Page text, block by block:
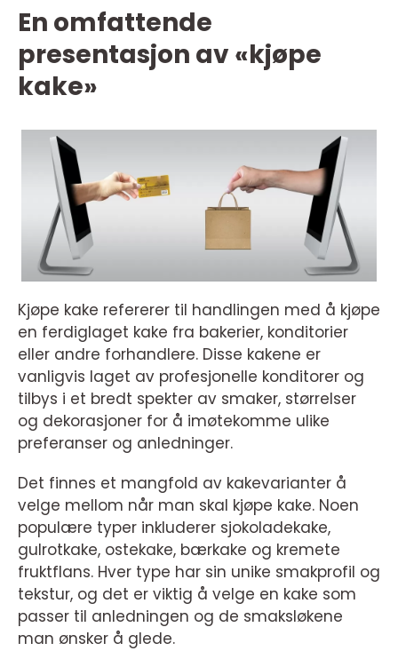
En omfattende
presentasjon av «kjøpe
kake»
Kjøpe kake refererer til handlingen med å kjøpe
en ferdiglaget kake fra bakerier, konditorier
eller andre forhandlere. Disse kakene er
vanligvis laget av profesjonelle konditorer og
tilbys i et bredt spekter av smaker, størrelser
og dekorasjoner for å imøtekomme ulike
preferanser og anledninger.
Det finnes et mangfold av kakevarianter å
velge mellom når man skal kjøpe kake. Noen
populære typer inkluderer sjokoladekake,
gulrotkake, ostekake, bærkake og kremete
fruktflans. Hver type har sin unike smakprofil og
tekstur, og det er viktig å velge en kake som
passer til anledningen og de smaksløkene
man ønsker å glede.